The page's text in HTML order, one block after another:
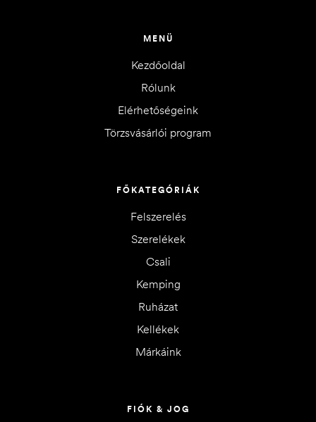
MENÜ
Kezdőoldal
Rólunk
Elérhetőségeink
Törzsvásárlói program
FŐKATEGÓRIÁK
Felszerelés
Szerelékek
Csali
Kemping
Ruházat
Kellékek
Márkáink
FIÓK & JOG